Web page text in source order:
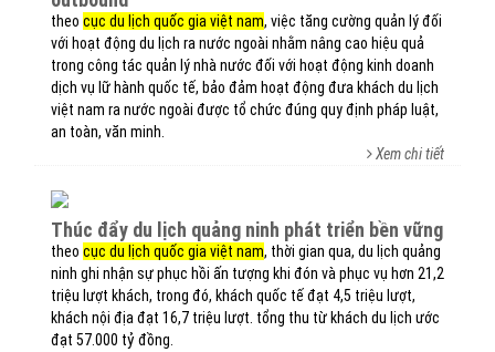
theo cục du lịch quốc gia việt nam, việc tăng cường quản lý đối
với hoạt động du lịch ra nước ngoài nhằm nâng cao hiệu quả
trong công tác quản lý nhà nước đối với hoạt động kinh doanh
dịch vụ lữ hành quốc tế, bảo đảm hoạt động đưa khách du lịch
việt nam ra nước ngoài được tổ chức đúng quy định pháp luật,
an toàn, văn minh.
Xem chi tiết
thúc đẩy du lịch quảng ninh phát triển bền vững
theo cục du lịch quốc gia việt nam, thời gian qua, du lịch quảng
ninh ghi nhận sự phục hồi ấn tượng khi đón và phục vụ hơn 21,2
triệu lượt khách, trong đó, khách quốc tế đạt 4,5 triệu lượt,
khách nội địa đạt 16,7 triệu lượt. tổng thu từ khách du lịch ước
đạt 57.000 tỷ đồng.